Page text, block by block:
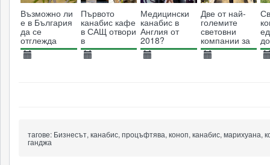
Възможно ли
е в България
да се
отглежда
канабис?
Първото
канабис кафе
в САЩ отвори
в
Калифорния
Медицински
канабис в
Англия от
2018?
Две от най-
големите
световни
компании за
медицински
канабис се
тагове: Бизнесът, канабис, процъфтява, коноп, канабис, марихуана,
ганджа